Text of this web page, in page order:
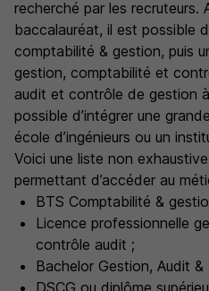
recherché par les recruteurs.
baccalauréat, il est possible
comptabilité & gestion, puis
gestion, comptabilité et
audit et contrôle de gestion à
possible d’intégrer une
école d’ingénieurs ou un
Voici une liste non
permettant d’accéder au
BTS Comptabilité &
Licence professionnelle
contrôle audit ;
Bachelor Gestion, Audit &
DSCG ou diplôme